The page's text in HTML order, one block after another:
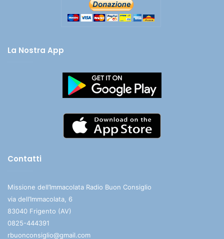
La Nostra App
Contatti
Missione dell’Immacolata Radio Buon Consiglio
via dell’Immacolata, 6
83040 Frigento (AV)
0825-444391
rbuonconsiglio@gmail.com